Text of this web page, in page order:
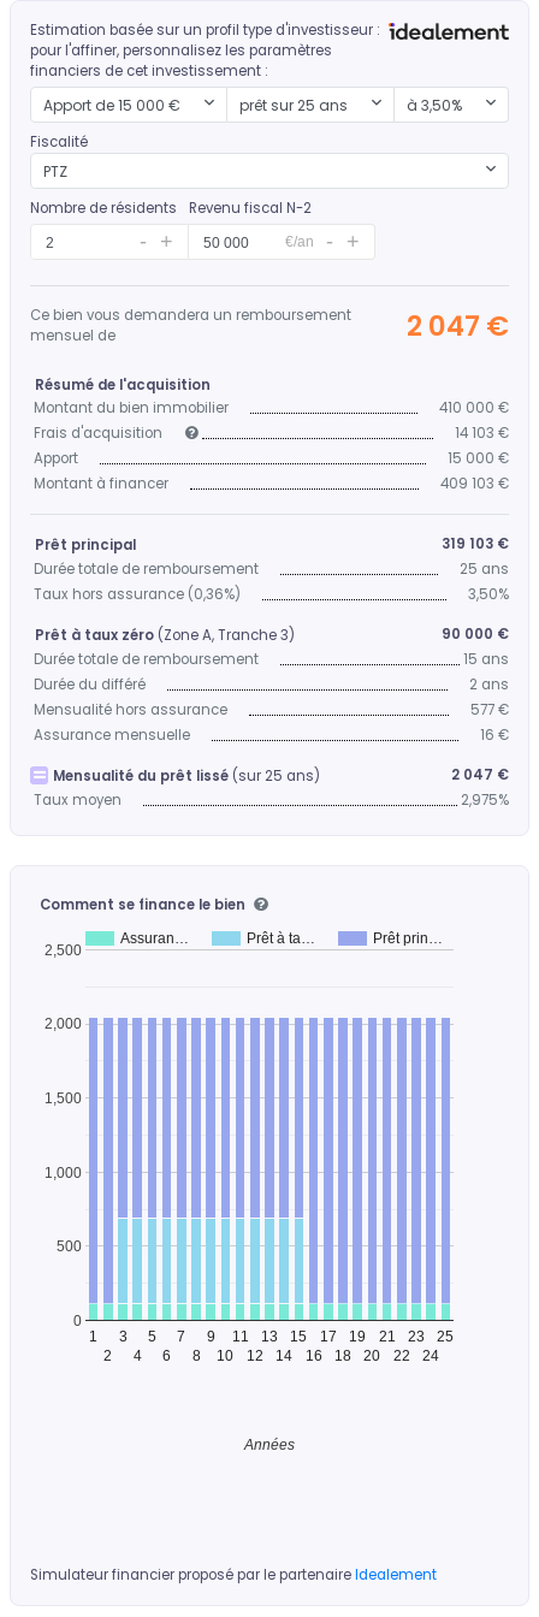
Estimation basée sur un profil type d'investisseur :
pour l'affiner, personnalisez les paramètres
financiers de cet investissement :
Mon apport
Apport de 15 000 € Durée d'emprunt
prêt sur 25 ans Mon taux
à 3,50%
Fiscalité
PTZ
Nombre de résidents Revenu fiscal N-2
€/an
Ce bien vous demandera un remboursement
mensuel de
2 047 €
Résumé de l'acquisition
Montant du bien immobilier
410 000 €
Frais d'acquisition
14 103 €
Apport
15 000 €
Montant à financer
409 103 €
Prêt principal
319 103 €
Durée totale de remboursement
25 ans
Taux hors assurance (0,36%)
3,50%
Prêt à taux zéro (Zone A, Tranche 3)
90 000 €
Durée totale de remboursement
15 ans
Durée du différé
2 ans
Mensualité hors assurance
577 €
Assurance mensuelle
16 €
Mensualité du prêt lissé (sur 25 ans)
2 047 €
Taux moyen
2,975%
Comment se finance le bien
Assuran… Prêt à ta… Prêt prin…
1
2
3
4
5
6
7
8
9
10
11
12
13
14
15
16
17
18
19
20
21
22
23
24
25
0
500
1,000
1,500
2,000
2,500
Années
Simulateur financier proposé par le partenaireIdealement